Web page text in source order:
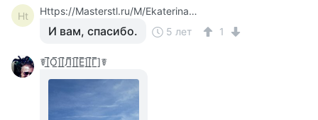
Ht Https://Masterstl.ru/M/Ekaterina_1361810
И вам, спасибо. 5 лет 1
☤[̲̅О̲̅][̲̅Л̲̅][̲̅Е̲̅][̲̅Г̲̅]☤